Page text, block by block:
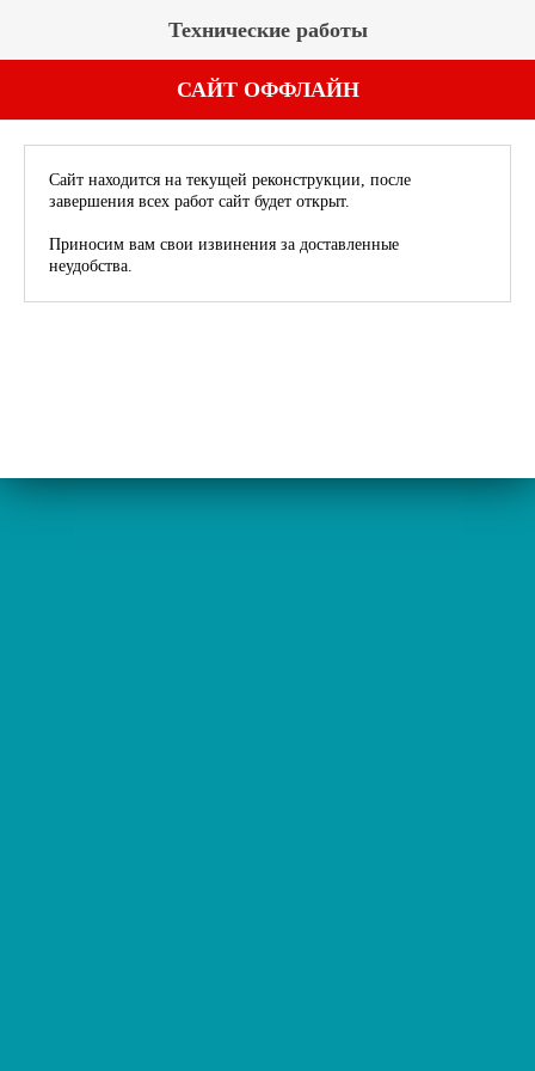
Технические работы
САЙТ ОФФЛАЙН
Сайт находится на текущей реконструкции, после
завершения всех работ сайт будет открыт.
Приносим вам свои извинения за доставленные
неудобства.